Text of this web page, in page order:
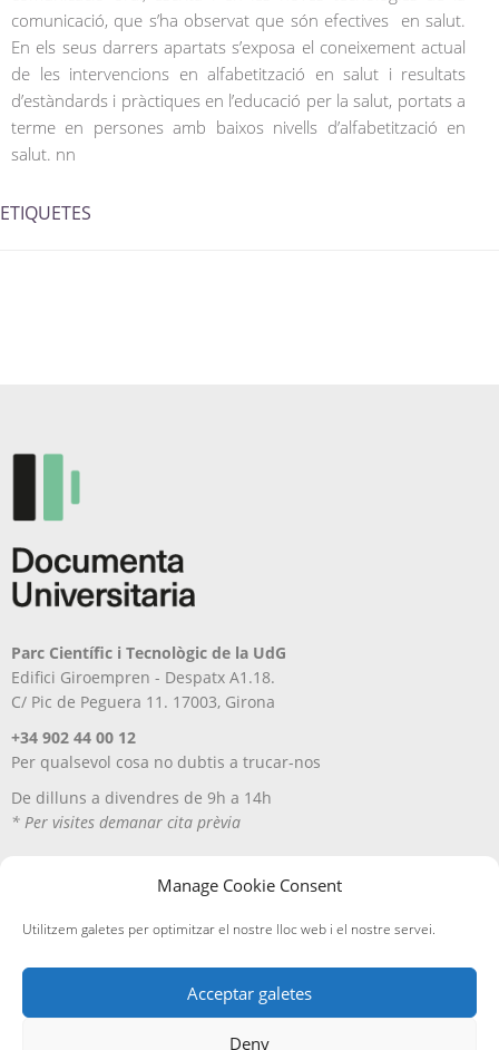
Manage Cookie Consent
Utilitzem galetes per optimitzar el nostre lloc web i el nostre servei.
Acceptar galetes
Deny
comunicació, que s’ha observat que són efectives en salut.
En els seus darrers apartats s’exposa el coneixement actual
de les intervencions en alfabetització en salut i resultats
d’estàndards i pràctiques en l’educació per la salut, portats a
terme en persones amb baixos nivells d’alfabetització en
salut. nn
ETIQUETES
Parc Científic i Tecnològic de la UdG
Edifici Giroempren - Despatx A1.18.
C/ Pic de Peguera 11. 17003, Girona
+34 902 44 00 12
Per qualsevol cosa no dubtis a trucar-nos
De dilluns a divendres de 9h a 14h
* Per visites demanar cita prèvia